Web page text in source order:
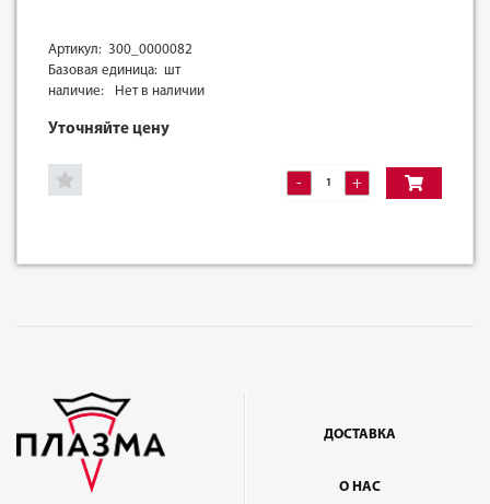
Артикул: 300_0000082
Базовая единица: шт
наличие:
Нет в наличии
Уточняйте цену
- +
ДОСТАВКА
О НАС